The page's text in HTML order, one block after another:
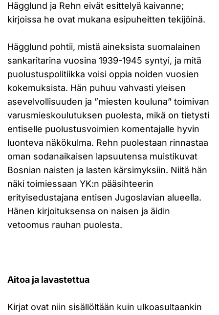
Hägglund ja Rehn eivät esittelyä kaivanne;
kirjoissa he ovat mukana esipuheitten tekijöinä.
Hägglund pohtii, mistä aineksista suomalainen
sankaritarina vuosina 1939-1945 syntyi, ja mitä
puolustuspolitiikka voisi oppia noiden vuosien
kokemuksista. Hän puhuu vahvasti yleisen
asevelvollisuuden ja ”miesten kouluna” toimivan
varusmieskoulutuksen puolesta, mikä on tietysti
entiselle puolustusvoimien komentajalle hyvin
luonteva näkökulma. Rehn puolestaan rinnastaa
oman sodanaikaisen lapsuutensa muistikuvat
Bosnian naisten ja lasten kärsimyksiin. Niitä hän
näki toimiessaan YK:n pääsihteerin
erityisedustajana entisen Jugoslavian alueella.
Hänen kirjoituksensa on naisen ja äidin
vetoomus rauhan puolesta.
Aitoa ja lavastettua
Kirjat ovat niin sisällöltään kuin ulkoasultaankin